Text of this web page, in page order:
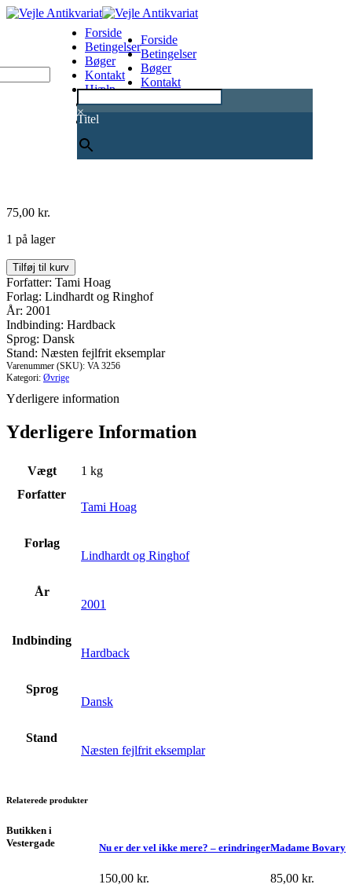
×
Titel
Forside
Betingelser
Bøger
Kontakt
Hjælp
0
Forside
Betingelser
Bøger
Kontakt
75,00 kr.
1 på lager
Af
jord
er
du
kommet
antal
Tilføj til kurv
Forfatter: Tami Hoag
Forlag: Lindhardt og Ringhof
År: 2001
Indbinding: Hardback
Sprog: Dansk
Stand: Næsten fejlfrit eksemplar
Varenummer (SKU): VA 3256
Kategori: Øvrige
Yderligere information
Yderligere Information
Vægt
1 kg
Forfatter
Tami Hoag
Forlag
Lindhardt og Ringhof
År
2001
Indbinding
Hardback
Sprog
Dansk
Stand
Næsten fejlfrit eksemplar
Relaterede produkter
Madame Bovary
85,00 kr.
Nu er der vel ikke mere? – erindringer
150,00 kr.
Butikken i
Vestergade